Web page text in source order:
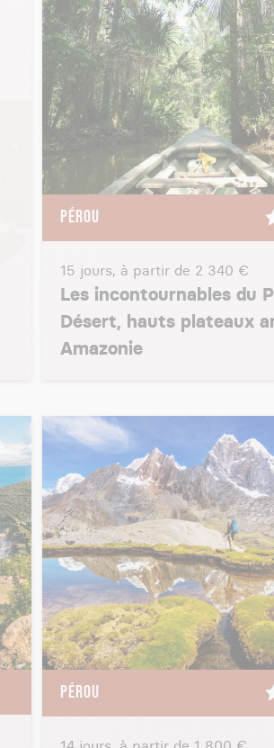
PÉROU
15 jours, à partir de 2 340 €
Les incontournables du
Désert, hauts plateaux
Amazonie
PÉROU